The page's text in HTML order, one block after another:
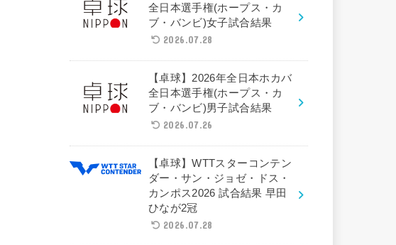
全日本選手権(ホープス・カ
ブ・バンビ)女子試合結果
2026.07.28
【卓球】2026年全日本ホカバ
全日本選手権(ホープス・カ
ブ・バンビ)男子試合結果
2026.07.26
【卓球】WTTスターコンテン
ダー・サン・ジョゼ・ドス・
カンポス2026 試合結果 早田
ひなが2冠
2026.07.28